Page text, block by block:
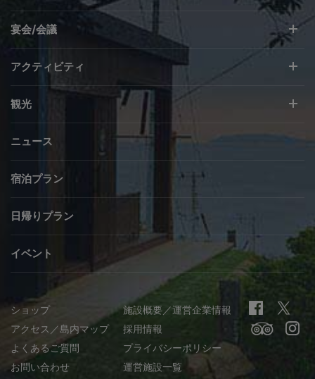
宴会/会議
アクティビティ
観光
ニュース
宿泊プラン
日帰りプラン
イベント
ショップ
アクセス／島内マップ
よくあるご質問
お問い合わせ
施設概要／運営企業情報
採用情報
プライバシーポリシー
運営施設一覧